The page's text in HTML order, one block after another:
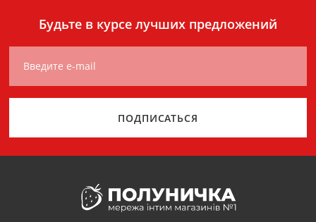
Будьте в курсе лучших предложений
Введите e-mail
ПОДПИСАТЬСЯ